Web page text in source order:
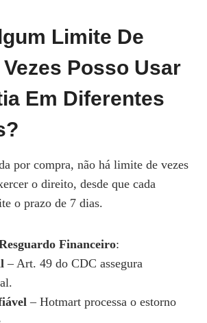
Limite De
Posso Usar
Em Diferentes
por compra, não há limite de vezes
o direito, desde que cada
o prazo de 7 dias.
Financeiro:
– Art. 49 do CDC assegura
– Hotmart processa o estorno